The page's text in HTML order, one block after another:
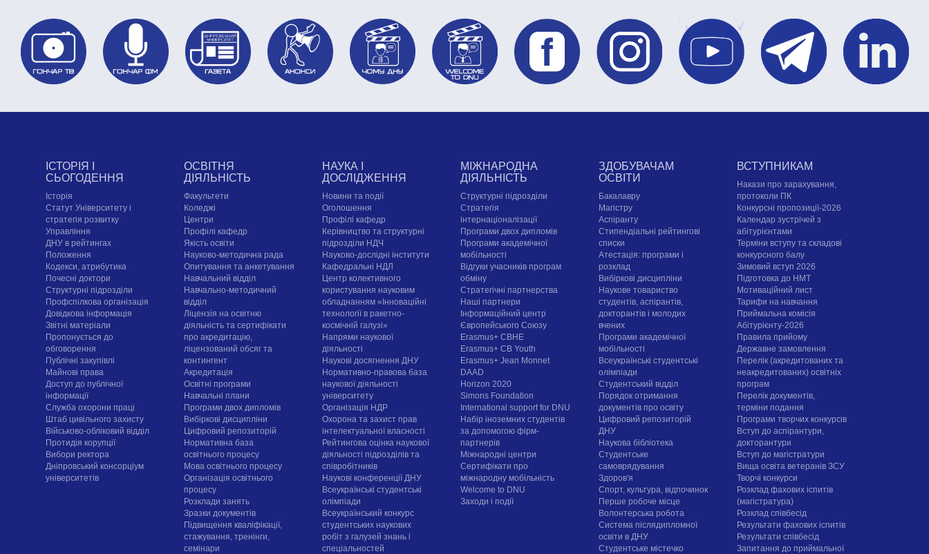
ІСТОРІЯ І
СЬОГОДЕННЯ
Історія
Статут Університету і
стратегія розвитку
Управління
ДНУ в рейтингах
Положення
Кодекси, атрибутика
Почесні доктори
Структурні підрозділи
Профспілкова організація
Довідкова інформація
Звітні матеріали
Пропонується до
обговорення
Публічні закупівлі
Майнові права
Доступ до публічної
інформації
Служба охорони праці
Штаб цивільного захисту
Військово-обліковий відділ
Протидія корупції
Вибори ректора
Дніпровський консорціум
університетів
ОСВІТНЯ
ДІЯЛЬНІСТЬ
Факультети
Коледжі
Центри
Профілі кафедр
Якість освіти
Науково-методична рада
Опитування та анкетування
Навчальний відділ
Навчально-методичний
відділ
Ліцензія на освітню
діяльність та сертифікати
про акредитацію,
ліцензований обсяг та
контингент
Акредитація
Освітні програми
Навчальні плани
Програми двох дипломів
Вибіркові дисципліни
Цифровий репозиторій
Нормативна база
освітнього процесу
Мова освітнього процесу
Організація освітнього
процесу
Розклади занять
Зразки документів
Підвищення кваліфікації,
стажування, тренінги,
семінари
НАУКА І
ДОСЛІДЖЕННЯ
Новини та події
Оголошення
Профілі кафедр
Керівництво та структурні
підрозділи НДЧ
Науково-дослідні інститути
Кафедральні НДЛ
Центр колективного
користування науковим
обладнанням «Інноваційні
технології в ракетно-
космічній галузі»
Напрями наукової
діяльності
Наукові досягнення ДНУ
Нормативно-правова база
наукової діяльності
університету
Організація НДР
Охорона та захист прав
інтелектуальної власності
Рейтингова оцінка наукової
діяльності підрозділів та
співробітників
Наукові конференції ДНУ
Всеукраїнські студентські
олімпіади
Всеукраїнський конкурс
студентських наукових
робіт з галузей знань і
спеціальностей
МІЖНАРОДНА
ДІЯЛЬНІСТЬ
Структурні підрозділи
Стратегія
інтернаціоналізації
Програми двох дипломів
Програми академічної
мобільності
Відгуки учасників програм
обміну
Стратегічні партнерства
Наші партнери
Інформаційний центр
Європейського Союзу
Erasmus+ CBHE
Erasmus+ CB Youth
Erasmus+ Jean Monnet
DAAD
Horizon 2020
Simons Foundation
International support for DNU
Набір іноземних студентів
за допомогою фірм-
партнерів
Міжнародні центри
Сертифікати про
міжнародну мобільність
Welcome to DNU
Заходи і події
ЗДОБУВАЧАМ
ОСВІТИ
Бакалавру
Магістру
Аспіранту
Стипендіальні рейтингові
списки
Атестація: програми і
розклад
Вибіркові дисципліни
Наукове товариство
студентів, аспірантів,
докторантів і молодих
вчених
Програми академічної
мобільності
Всеукраїнські студентські
олімпіади
Студентський відділ
Порядок отримання
документів про освіту
Цифровий репозиторій
ДНУ
Наукова бібліотека
Студентське
самоврядування
Здоров'я
Спорт, культура, відпочинок
Перше робоче місце
Волонтерська робота
Система післядипломної
освіти в ДНУ
Cтудентське містечко
ВСТУПНИКАМ
Накази про зарахування,
протоколи ПК
Конкурсні пропозиції-2026
Календар зустрічей з
абітурієнтами
Терміни вступу та складові
конкурсного балу
Зимовий вступ 2026
Підготовка до НМТ
Мотиваційний лист
Тарифи на навчання
Приймальна комісія
Абітурієнту-2026
Правила прийому
Державне замовлення
Перелік (акредитованих та
неакредитованих) освітніх
програм
Перелік документів,
терміни подання
Програми творчих конкурсiв
Вступ до аспірантури,
докторантури
Вступ до магістратури
Вища освіта ветеранів ЗСУ
Творчі конкурси
Розклад фахових іспитів
(магістратура)
Розклад співбесід
Результати фахових іспитів
Результати співбесід
Запитання до приймальної